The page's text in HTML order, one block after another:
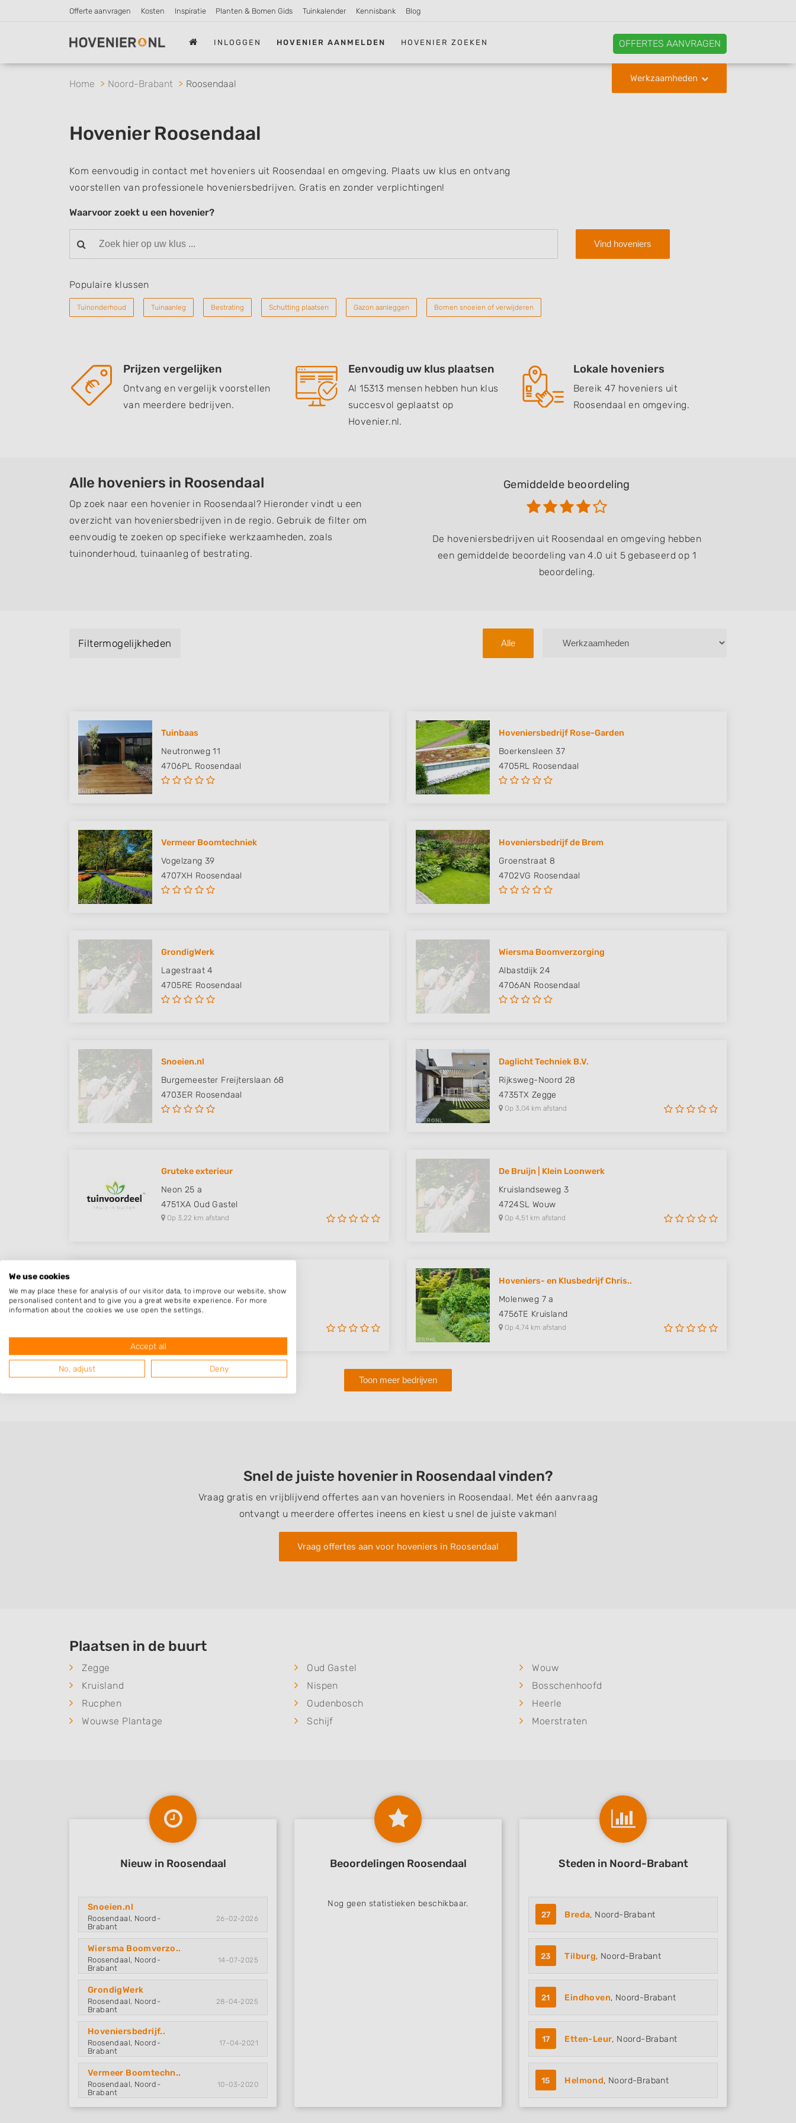
Offerte aanvragen Kosten Inspiratie Planten & Bomen Gids Tuinkalender Kennisbank Blog
INLOGGEN HOVENIER AANMELDEN HOVENIER ZOEKEN OFFERTES AANVRAGEN
Werkzaamheden
Home Noord-Brabant Roosendaal
Hovenier Roosendaal
Kom eenvoudig in contact met hoveniers uit Roosendaal en omgeving. Plaats uw klus en ontvang
voorstellen van professionele hoveniersbedrijven. Gratis en zonder verplichtingen!
Waarvoor zoekt u een hovenier?
Vind hoveniers
Populaire klussen
Tuinonderhoud Tuinaanleg Bestrating Schutting plaatsen Gazon aanleggen Bomen snoeien of verwijderen
Prijzen vergelijken
Ontvang en vergelijk voorstellen
van meerdere bedrijven.
Eenvoudig uw klus plaatsen
Al 15313 mensen hebben hun klus
succesvol geplaatst op
Hovenier.nl.
Lokale hoveniers
Bereik 47 hoveniers uit
Roosendaal en omgeving.
Alle hoveniers in Roosendaal
Op zoek naar een hovenier in Roosendaal? Hieronder vindt u een
overzicht van hoveniersbedrijven in de regio. Gebruik de filter om
eenvoudig te zoeken op specifieke werkzaamheden, zoals
tuinonderhoud, tuinaanleg of bestrating.
Gemiddelde beoordeling
De hoveniersbedrijven uit Roosendaal en omgeving hebben
een gemiddelde beoordeling van 4.0 uit 5 gebaseerd op 1
beoordeling.
Filtermogelijkheden Alle
Tuinbaas
Neutronweg 11
4706PL Roosendaal
Hoveniersbedrijf Rose-Garden
Boerkensleen 37
4705RL Roosendaal
Vermeer Boomtechniek
Vogelzang 39
4707XH Roosendaal
Hoveniersbedrijf de Brem
Groenstraat 8
4702VG Roosendaal
GrondigWerk
Lagestraat 4
4705RE Roosendaal
Wiersma Boomverzorging
Albastdijk 24
4706AN Roosendaal
Snoeien.nl
Burgemeester Freijterslaan 68
4703ER Roosendaal
Daglicht Techniek B.V.
Rijksweg-Noord 28
4735TX Zegge
Op 3,04 km afstand
Gruteke exterieur
Neon 25 a
4751XA Oud Gastel
Op 3,22 km afstand
De Bruijn | Klein Loonwerk
Kruislandseweg 3
4724SL Wouw
Op 4,51 km afstand
Noordhoeksestraat 1
4751TM Oud Gastel
Hoveniers- en Klusbedrijf Chris..
Molenweg 7 a
4756TE Kruisland
Op 4,74 km afstand
Toon meer bedrijven
Snel de juiste hovenier in Roosendaal vinden?
Vraag gratis en vrijblijvend offertes aan van hoveniers in Roosendaal. Met één aanvraag
ontvangt u meerdere offertes ineens en kiest u snel de juiste vakman!
Vraag offertes aan voor hoveniers in Roosendaal
Plaatsen in de buurt
Zegge Oud Gastel
Wouw
Kruisland
Nispen
Bosschenhoofd
Rucphen
Oudenbosch
Heerle
Wouwse Plantage
Schijf Moerstraten
Nieuw in Roosendaal
Snoeien.nl
Roosendaal, Noord-
Brabant
26-02-2026
Wiersma Boomverzo..
Roosendaal, Noord-
Brabant
14-07-2025
GrondigWerk
Roosendaal, Noord-
Brabant
28-04-2025
Hoveniersbedrijf..
Roosendaal, Noord-
Brabant
17-04-2021
Vermeer Boomtechn..
Roosendaal, Noord-
Brabant
10-03-2020
Beoordelingen Roosendaal
Nog geen statistieken beschikbaar.
Steden in Noord-Brabant
27 Breda, Noord-Brabant
23 Tilburg, Noord-Brabant
21 Eindhoven, Noord-Brabant
17 Etten-Leur, Noord-Brabant
15 Helmond, Noord-Brabant
We use cookies
We may place these for analysis of our visitor data, to improve our website, show
personalised content and to give you a great website experience. For more
information about the cookies we use open the settings.
Accept all
No, adjust Deny